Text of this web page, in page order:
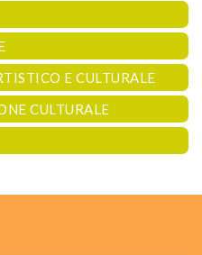
E CULTURALE
CULTURALE